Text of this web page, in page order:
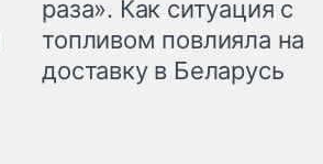
раза». Как ситуация с
топливом повлияла на
доставку в Беларусь